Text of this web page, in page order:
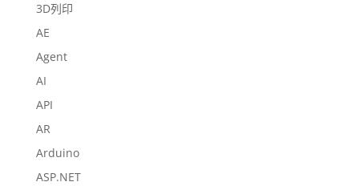
3D列印
AE
Agent
AI
API
AR
Arduino
ASP.NET